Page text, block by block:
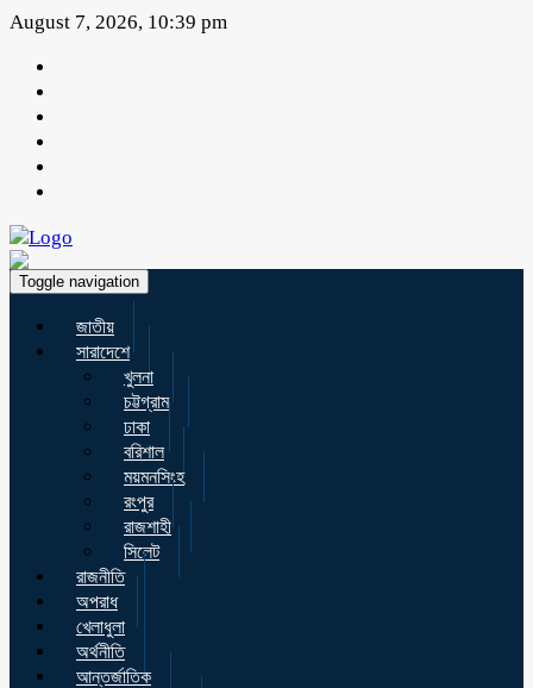
August 7, 2026, 10:39 pm
Toggle navigation
জাতীয়
সারাদেশে
খুলনা
চট্টগ্রাম
ঢাকা
বরিশাল
ময়মনসিংহ
রংপুর
রাজশাহী
সিলেট
রাজনীতি
অপরাধ
খেলাধুলা
অর্থনীতি
আন্তর্জাতিক